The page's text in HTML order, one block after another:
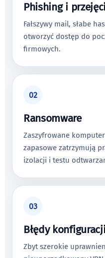
Phishing i
Fałszywy mail, słabe
otworzyć dostęp do
firmowych.
02
Ransomware
Zaszyfrowane
zapasowe zatrzymują
izolacji i testu
03
Błędy
Zbyt szerokie